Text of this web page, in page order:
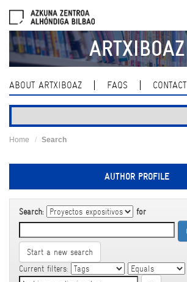
navigation
ARTXIBOAZ
ABOUT ARTXIBOAZ FAQS CONTACT
Home Search
AUTHOR PROFILE
Search: for
Start a new search
Current filters: